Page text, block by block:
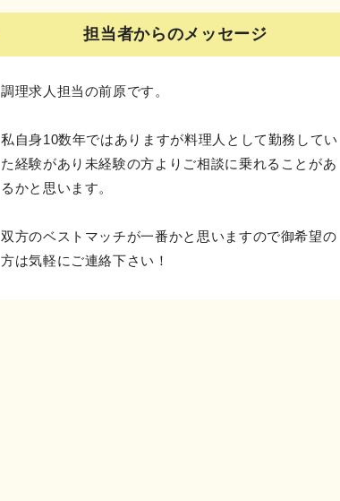
担当者からのメッセージ
調理求人担当の前原です。
私自身10数年ではありますが料理人として勤務してい
た経験があり未経験の方よりご相談に乗れることがあ
るかと思います。
双方のベストマッチが一番かと思いますので御希望の
方は気軽にご連絡下さい！